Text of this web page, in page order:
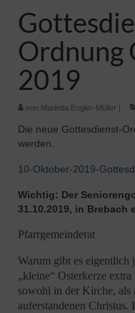
Ordnung
2019
von Marietta Engler-Müller |
Die neue Gottesdienst-
werden.
10-Oktober-2019-
Wichtig: Der
31.10.2019, in Brebach
Pfarrgemeinderat
Warum gibt es eigentlich
„kleine“ Osterkerze
sowohl in der Kirche, als
auferstandenen